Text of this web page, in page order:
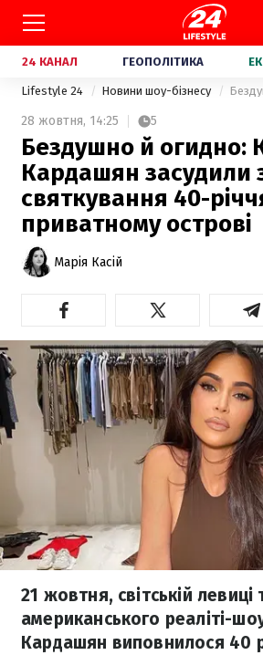
24 КАНАЛ ГЕОПОЛІТИКА
Lifestyle 24 Новини шоу-бізнесу
28 жовтня, 14:25 5
Бездушно й огидно:
Кардашян засудили
святкування 40-
приватному острові
Марія Касій
21 жовтня, світській левиці
американського реаліті-
Кардашян виповнилося 40